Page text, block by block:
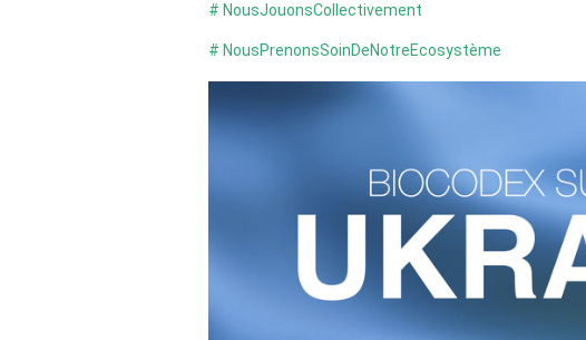
# NousJouonsCollectivement
# NousPrenonsSoinDeNotreEcosystème